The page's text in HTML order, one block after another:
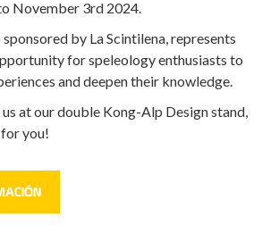
November 3rd 2024.
sponsored by La Scintilena, represents
for speleology enthusiasts to
and deepen their knowledge.
at our double Kong-Alp Design stand,
you!